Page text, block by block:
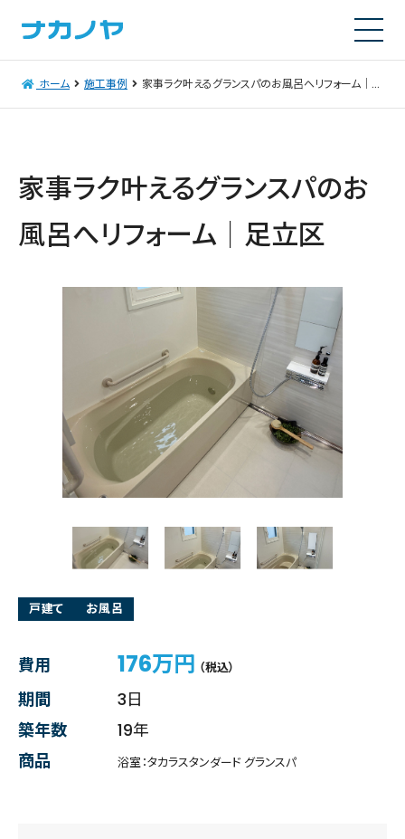
ホーム 施工事例 家事ラク叶えるグランスパのお風呂へリフォーム｜足立区
家事ラク叶えるグランスパのお
風呂へリフォーム｜足立区
戸建て お風呂
費用 176万円 （税込）
期間
3日
築年数
19年
商品
浴室：タカラスタンダード グランスパ